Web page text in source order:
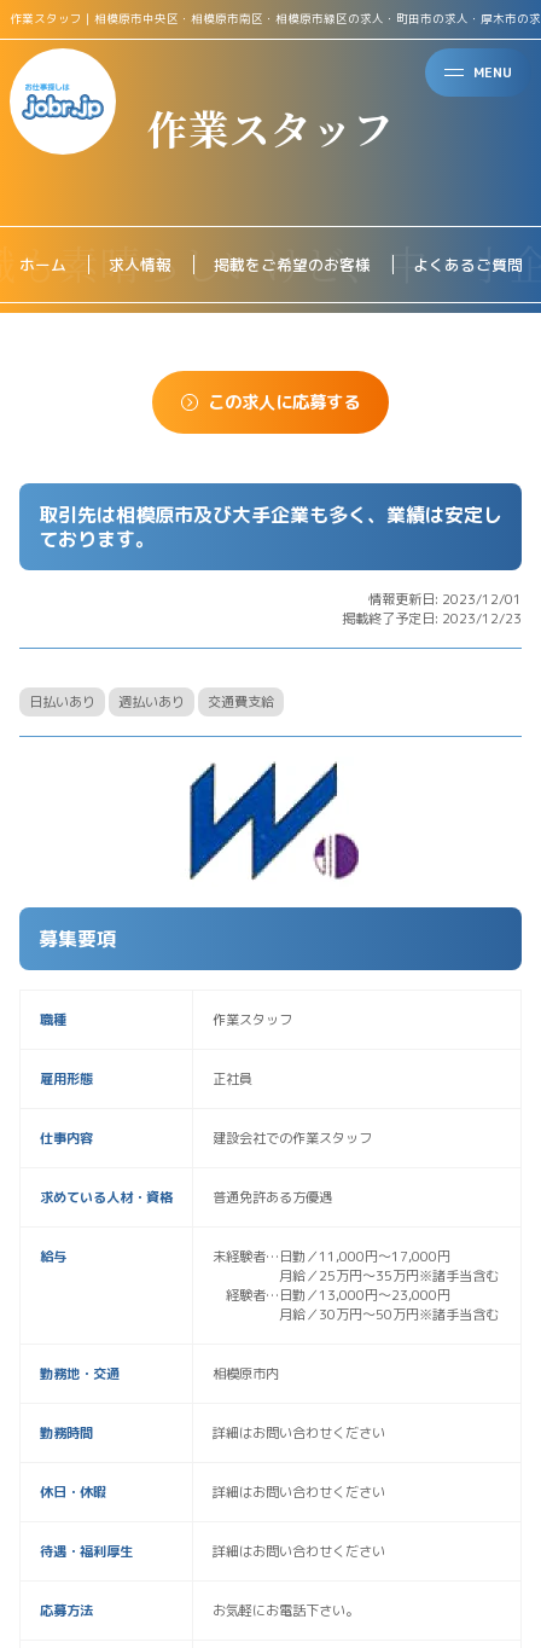
MENU
作業スタッフ｜相模原市中央区・相模原市南区・相模原市緑区の求人・町田市の求人・厚木市の
作業スタッフ
ホーム 求人情報 掲載をご希望のお客様 よくあるご質問
この求人に応募する
取引先は相模原市及び大手企業も多く、業績は安定し
ております。
情報更新日: 2023/12/01
掲載終了予定日: 2023/12/23
日払いあり 週払いあり 交通費支給
募集要項
職種 作業スタッフ
雇用形態 正社員
仕事内容 建設会社での作業スタッフ
求めている人材・資格 普通免許ある方優遇
給与
未経験者…日勤／11,000円～17,000円
月給／25万円～35万円※諸手当含む
経験者…日勤／13,000円～23,000円
月給／30万円～50万円※諸手当含む
勤務地・交通 相模原市内
勤務時間 詳細はお問い合わせください
休日・休暇 詳細はお問い合わせください
待遇・福利厚生 詳細はお問い合わせください
応募方法 お気軽にお電話下さい。